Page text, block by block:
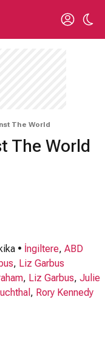
The World
The World
• İngiltere, ABD
, Liz Garbus
, Liz Garbus, Julie
, Rory Kennedy